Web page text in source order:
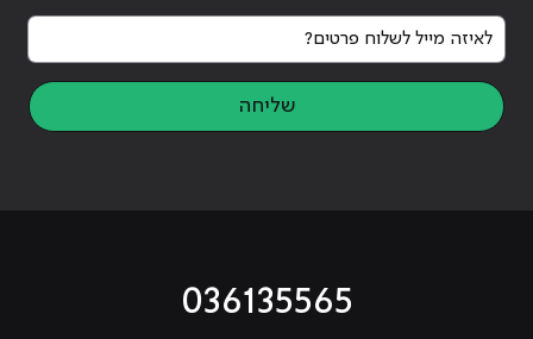
לאיזה מייל לשלוח פרטים?
שליחה
036135565